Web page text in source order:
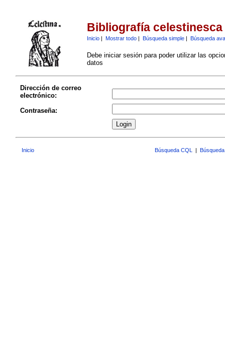
Bibliografía celestinesca
Inicio| Mostrar todo| Búsqueda simple| Búsqueda
Debe iniciar sesión para poder utilizar las
datos
Dirección de correo
electrónico:
Contraseña:
Inicio Búsqueda CQL |